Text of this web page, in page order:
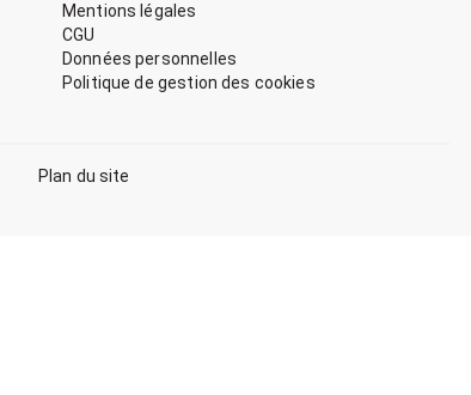
Mentions légales
CGU
Données personnelles
Politique de gestion des cookies
Plan du site